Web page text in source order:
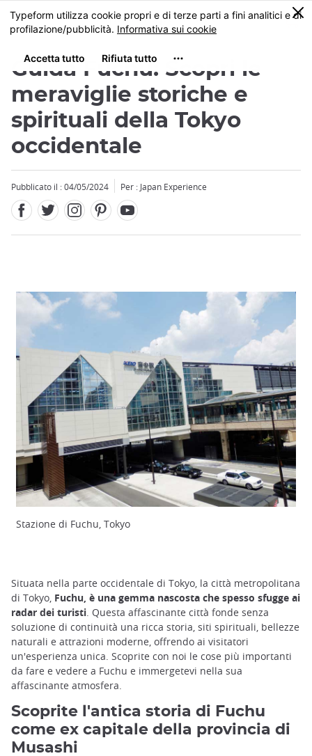
Skip
to
content
MENU
0
Guida Fuchu: Scopri le
meraviglie storiche e
spirituali della Tokyo
occidentale
Pubblicato il : 04/05/2024 Per : Japan Experience
Stazione di Fuchu, Tokyo
Situata nella parte occidentale di Tokyo, la città metropolitana
di Tokyo, Fuchu, è una gemma nascosta che spesso sfugge ai
radar dei turisti . Questa affascinante città fonde senza
soluzione di continuità una ricca storia, siti spirituali, bellezze
naturali e attrazioni moderne, offrendo ai visitatori
un'esperienza unica. Scoprite con noi le cose più importanti
da fare e vedere a Fuchu e immergetevi nella sua
affascinante atmosfera.
Scoprite l'antica storia di Fuchu
come ex capitale della provincia di
Musashi